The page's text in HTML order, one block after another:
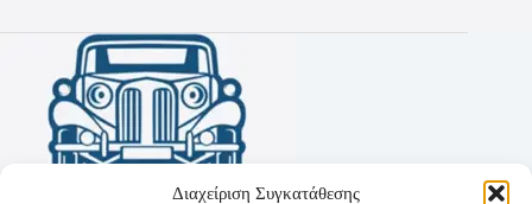
Διαχείριση Συγκατάθεσης